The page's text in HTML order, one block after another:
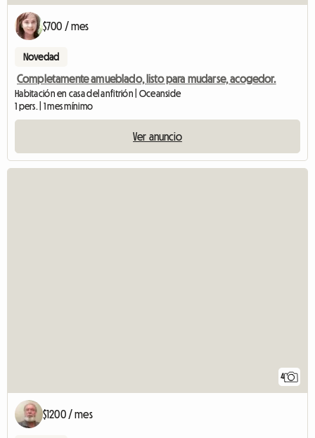
$700 / mes
Novedad
Completamente amueblado, listo para mudarse, acogedor.
Habitación en casa del anfitrión | Oceanside
1 pers. | 1 mes mínimo
Ver anuncio
4
$1200 / mes